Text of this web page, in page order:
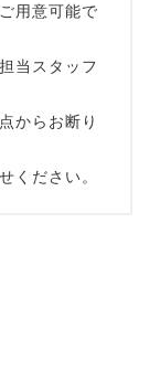
用意可能で
当スタッフ
からお断り
ください。